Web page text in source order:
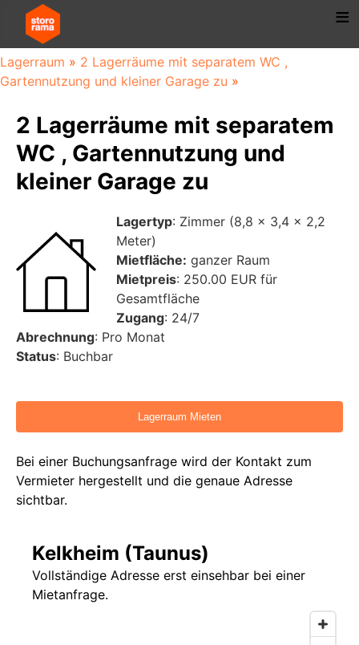
Lagerraum » 2 Lagerräume mit separatem WC ,
Gartennutzung und kleiner Garage zu »
2 Lagerräume mit separatem
WC , Gartennutzung und
kleiner Garage zu
Lagertyp: Zimmer (8,8 x 3,4 x 2,2
Meter)
Mietfläche: ganzer Raum
Mietpreis: 250.00 EUR für
Gesamtfläche
Zugang: 24/7
Abrechnung: Pro Monat
Status: Buchbar
Bei einer Buchungsanfrage wird der Kontakt zum
Vermieter hergestellt und die genaue Adresse
sichtbar.
Kelkheim (Taunus)
Vollständige Adresse erst einsehbar bei einer
Mietanfrage.